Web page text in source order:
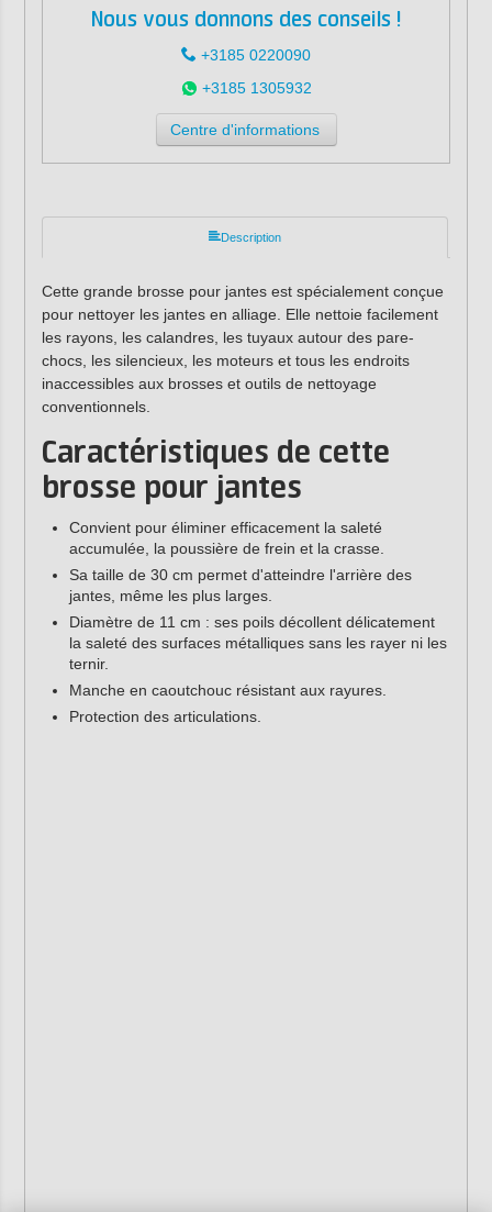
Nous vous donnons des conseils !
+3185 0220090
+3185 1305932
Centre d'informations
Description
Cette grande brosse pour jantes est spécialement conçue
pour nettoyer les jantes en alliage. Elle nettoie facilement
les rayons, les calandres, les tuyaux autour des pare-
chocs, les silencieux, les moteurs et tous les endroits
inaccessibles aux brosses et outils de nettoyage
conventionnels.
Caractéristiques de cette
brosse pour jantes
Convient pour éliminer efficacement la saleté
accumulée, la poussière de frein et la crasse.
Sa taille de 30 cm permet d'atteindre l'arrière des
jantes, même les plus larges.
Diamètre de 11 cm : ses poils décollent délicatement
la saleté des surfaces métalliques sans les rayer ni les
ternir.
Manche en caoutchouc résistant aux rayures.
Protection des articulations.